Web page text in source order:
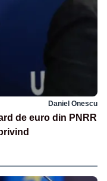
Daniel Onescu
de euro din PNRR